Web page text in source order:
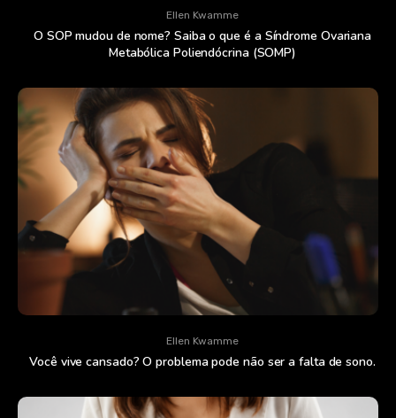
Ellen Kwamme
O SOP mudou de nome? Saiba o que é a Síndrome Ovariana
Metabólica Poliendócrina (SOMP)
Ellen Kwamme
Você vive cansado? O problema pode não ser a falta de sono.